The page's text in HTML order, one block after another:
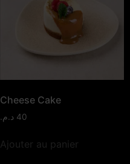
Cheese Cake
40 د.م.
Ajouter au panier